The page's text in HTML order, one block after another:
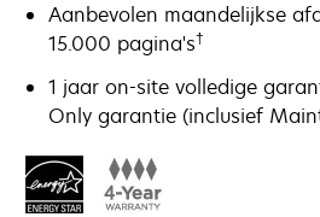
Aanbevolen maandelijkse
15.000 pagina's†
1 jaar on-site volledige
Only garantie (inclusief